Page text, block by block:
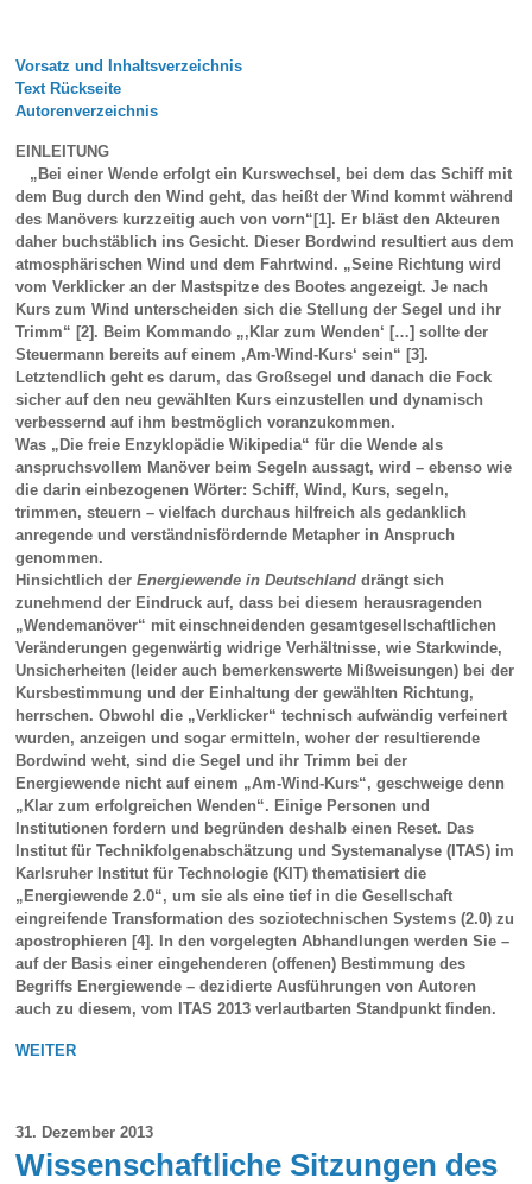
Vorsatz und Inhaltsverzeichnis
Text Rückseite
Autorenverzeichnis
EINLEITUNG
„Bei einer Wende erfolgt ein Kurswechsel, bei dem das Schiff mit
dem Bug durch den Wind geht, das heißt der Wind kommt während
des Manövers kurzzeitig auch von vorn“[1]. Er bläst den Akteuren
daher buchstäblich ins Gesicht. Dieser Bordwind resultiert aus dem
atmosphärischen Wind und dem Fahrtwind. „Seine Richtung wird
vom Verklicker an der Mastspitze des Bootes angezeigt. Je nach
Kurs zum Wind unterscheiden sich die Stellung der Segel und ihr
Trimm“ [2]. Beim Kommando „‚Klar zum Wenden‘ […] sollte der
Steuermann bereits auf einem ‚Am-Wind-Kurs‘ sein“ [3].
Letztendlich geht es darum, das Großsegel und danach die Fock
sicher auf den neu gewählten Kurs einzustellen und dynamisch
verbessernd auf ihm bestmöglich voranzukommen.
Was „Die freie Enzyklopädie Wikipedia“ für die Wende als
anspruchsvollem Manöver beim Segeln aussagt, wird – ebenso wie
die darin einbezogenen Wörter: Schiff, Wind, Kurs, segeln,
trimmen, steuern – vielfach durchaus hilfreich als gedanklich
anregende und verständnisfördernde Metapher in Anspruch
genommen.
Hinsichtlich derEnergiewende in Deutschland drängt sich
zunehmend der Eindruck auf, dass bei diesem herausragenden
„Wendemanöver“ mit einschneidenden gesamtgesellschaftlichen
Veränderungen gegenwärtig widrige Verhältnisse, wie Starkwinde,
Unsicherheiten (leider auch bemerkenswerte Mißweisungen) bei der
Kursbestimmung und der Einhaltung der gewählten Richtung,
herrschen. Obwohl die „Verklicker“ technisch aufwändig verfeinert
wurden, anzeigen und sogar ermitteln, woher der resultierende
Bordwind weht, sind die Segel und ihr Trimm bei der
Energiewende nicht auf einem „Am-Wind-Kurs“, geschweige denn
„Klar zum erfolgreichen Wenden“. Einige Personen und
Institutionen fordern und begründen deshalb einen Reset. Das
Institut für Technikfolgenabschätzung und Systemanalyse (ITAS) im
Karlsruher Institut für Technologie (KIT) thematisiert die
„Energiewende 2.0“, um sie als eine tief in die Gesellschaft
eingreifende Transformation des soziotechnischen Systems (2.0) zu
apostrophieren [4]. In den vorgelegten Abhandlungen werden Sie –
auf der Basis einer eingehenderen (offenen) Bestimmung des
Begriffs Energiewende – dezidierte Ausführungen von Autoren
auch zu diesem, vom ITAS 2013 verlautbarten Standpunkt finden.
WEITER
31. Dezember 2013
Wissenschaftliche Sitzungen des